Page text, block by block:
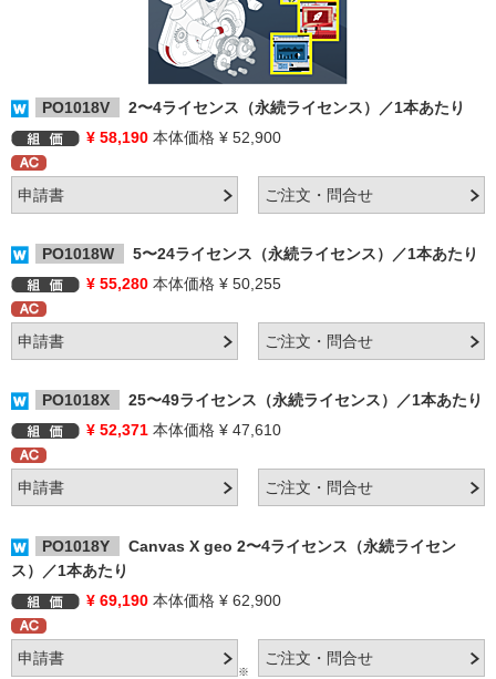
PO1018V
2〜4ライセンス（永続ライセンス）／1本あたり
¥ 58,190 本体価格 ¥ 52,900
PO1018W
5〜24ライセンス（永続ライセンス）／1本あたり
¥ 55,280 本体価格 ¥ 50,255
PO1018X
25〜49ライセンス（永続ライセンス）／1本あたり
¥ 52,371 本体価格 ¥ 47,610
PO1018Y
Canvas X geo 2〜4ライセンス（永続ライセン
ス）／1本あたり
¥ 69,190 本体価格 ¥ 62,900
※